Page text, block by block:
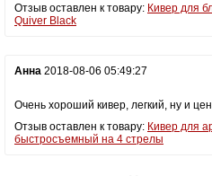
Отзыв оставлен к товару: Кивер для
Quiver Black
Анна 2018-08-06 05:49:27
Очень хороший кивер, легкий, ну и
Отзыв оставлен к товару: Кивер для
быстросъемный на 4 стрелы